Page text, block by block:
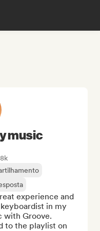
music
experience and
in my
with Groove.
to the playlist on